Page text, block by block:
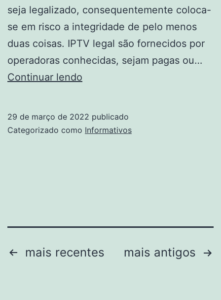
seja legalizado, consequentemente coloca-
se em risco a integridade de pelo menos
duas coisas. IPTV legal são fornecidos por
operadoras conhecidas, sejam pagas ou…
Continuar lendo
é?
29 de março de 2022 publicado
Categorizado como Informativos
Paginação
mais recentes mais antigos